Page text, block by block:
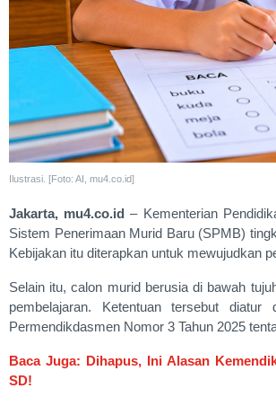
Ilustrasi. [Foto: AI, mu4.co.id]
Jakarta, mu4.co.id – Kementerian
Sistem Penerimaan Murid Baru (SPMB)
Kebijakan itu diterapkan untuk mewujudkan
Selain itu, calon murid berusia di bawah
pembelajaran. Ketentuan tersebut
Permendikdasmen Nomor 3 Tahun 2025
Baca Juga: Dihapus, Ini Alasan
SD!